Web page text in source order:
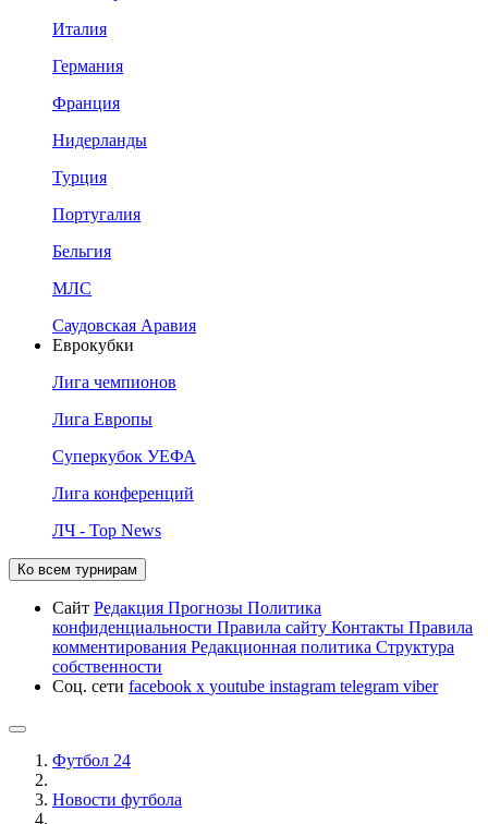
Италия
Германия
Франция
Нидерланды
Турция
Португалия
Бельгия
МЛС
Саудовская Аравия
Еврокубки
Лига чемпионов
Лига Европы
Суперкубок УЕФА
Лига конференций
ЛЧ - Top News
Ко всем турнирам
Сайт Редакция Прогнозы Политика
конфиденциальности Правила сайту Контакты Правила
комментирования Редакционная политика Структура
собственности
Соц. сети facebook x youtube instagram telegram viber
Футбол 24
Новости футбола